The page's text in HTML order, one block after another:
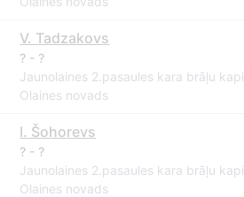
V. Tadzakovs
? - ?
Jaunolaines 2.pasaules kara brāļu kapi
Olaines novads
I. Šohorevs
? - ?
Jaunolaines 2.pasaules kara brāļu kapi
Olaines novads